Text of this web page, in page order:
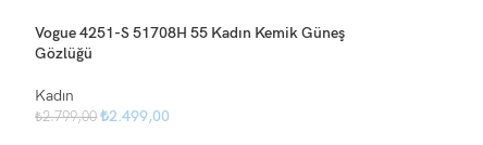
Vogue 4251-S 51708H 55 Kadın Kemik Güneş
Gözlüğü
Kadın
₺2.799,00 ₺2.499,00